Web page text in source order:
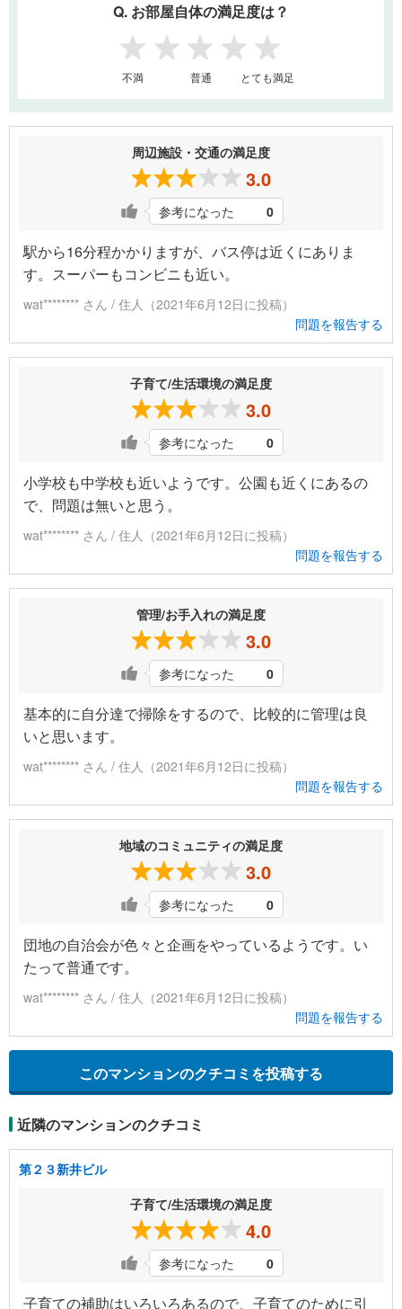
Q. お部屋自体の満足度は？
1 2 3 4 5
不満 普通 とても満足
周辺施設・交通の満足度
3.0
参考になった 0
駅から16分程かかりますが、バス停は近くにありま
す。スーパーもコンビニも近い。
wat******** さん / 住人（2021年6月12日に投稿）
問題を報告する
子育て/生活環境の満足度
3.0
参考になった 0
小学校も中学校も近いようです。公園も近くにあるの
で、問題は無いと思う。
wat******** さん / 住人（2021年6月12日に投稿）
問題を報告する
管理/お手入れの満足度
3.0
参考になった 0
基本的に自分達で掃除をするので、比較的に管理は良
いと思います。
wat******** さん / 住人（2021年6月12日に投稿）
問題を報告する
地域のコミュニティの満足度
3.0
参考になった 0
団地の自治会が色々と企画をやっているようです。い
たって普通です。
wat******** さん / 住人（2021年6月12日に投稿）
問題を報告する
このマンションのクチコミを投稿する
近隣のマンションのクチコミ
第２３新井ビル
子育て/生活環境の満足度
4.0
参考になった 0
子育ての補助はいろいろあるので、子育てのために引